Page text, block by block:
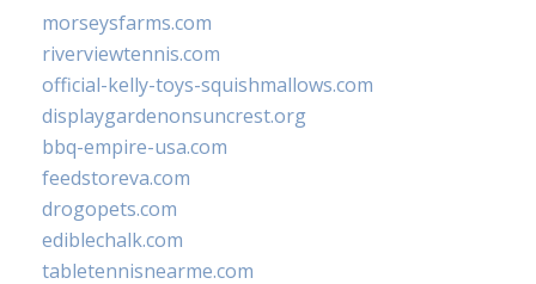
morseysfarms.com
riverviewtennis.com
official-kelly-toys-squishmallows.com
displaygardenonsuncrest.org
bbq-empire-usa.com
feedstoreva.com
drogopets.com
ediblechalk.com
tabletennisnearme.com